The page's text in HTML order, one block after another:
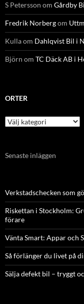
S Petersson om Gårdby
Fredrik Norbergom
Kullaom Dahlqvist Bil i
Björn om TC Däck AB i
ORTER
Orter
Senaste inläggen
Verkstadschecken som
Riskettan i Stockholm:
förare
Vänta Smart: Appar och
Så förlänger du livet på
Sälja defekt bil – tryggt